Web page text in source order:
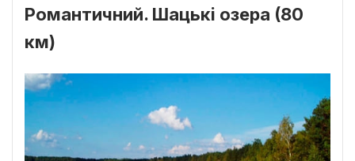
Романтичний. Шацькі озера (80
км)